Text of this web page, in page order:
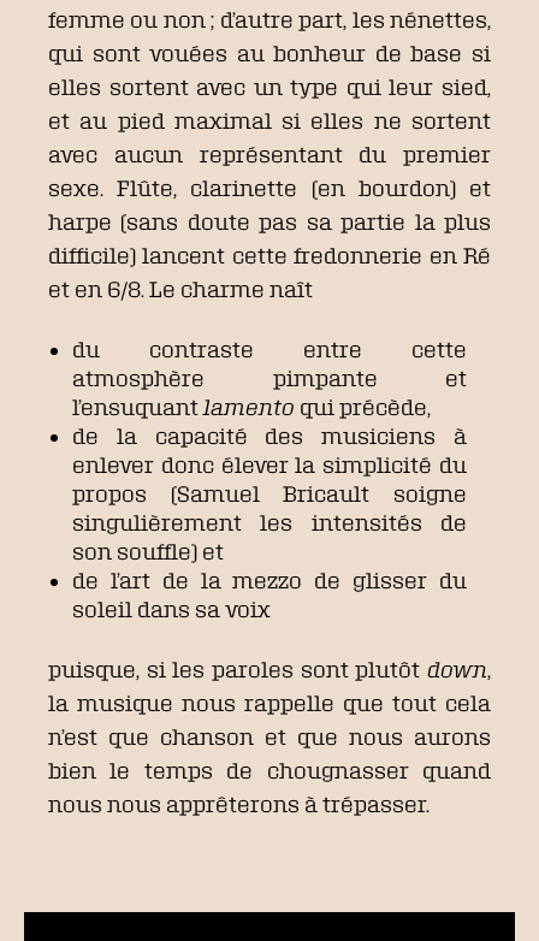
femme ou non ; d’autre part, les nénettes,
qui sont vouées au bonheur de base si
elles sortent avec un type qui leur sied,
et au pied maximal si elles ne sortent
avec aucun représentant du premier
sexe. Flûte, clarinette (en bourdon) et
harpe (sans doute pas sa partie la plus
difficile) lancent cette fredonnerie en Ré
et en 6/8. Le charme naît
du contraste entre cette
atmosphère pimpante et
l’ensuquant lamento qui précède,
de la capacité des musiciens à
enlever donc élever la simplicité du
propos (Samuel Bricault soigne
singulièrement les intensités de
son souffle) et
de l’art de la mezzo de glisser du
soleil dans sa voix
puisque, si les paroles sont plutôt down,
la musique nous rappelle que tout cela
n’est que chanson et que nous aurons
bien le temps de chougnasser quand
nous nous apprêterons à trépasser.